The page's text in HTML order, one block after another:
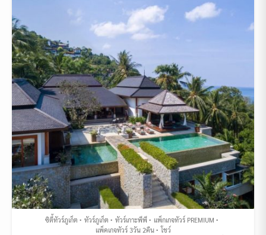
ซิตี้ทัวร์ภูเก็ต ทัวร์ภูเก็ต ทัวร์เกาะพีพี
แพ็กเกจทัวร์ PREMIUM
แพ็คเกจทัวร์ 3วัน 2คืน
โชว์